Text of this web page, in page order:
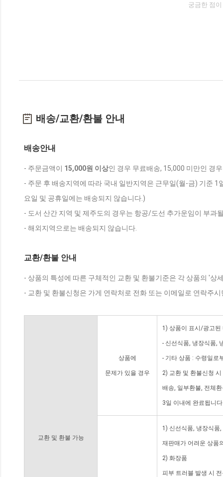
궁금한 점
배송/교환/환불 안내
배송안내
- 주문금액이 15,000원 이상인 경우 무료배송, 15,000 미만인 경
- 주문 후 배송지역에 따라 국내 일반지역은 근무일(월-금) 기준
요일 및 공휴일에는 배송되지 않습니다.)
- 도서 산간 지역 및 제주도의 경우는 항공/도선 추가운임이 부과
- 해외지역으로는 배송되지 않습니다.
교환/환불 안내
- 상품의 특성에 따른 구체적인 교환 및 환불기준은 각 상품의 '상
- 교환 및 환불신청은 가게 연락처로 전화 또는 이메일로 연락주
교환 및 환불 가능
상품에
문제가 있을 경우
1) 상품이 표시/광고된
- 신선식품, 냉장식품,
- 기타 상품 : 수령일로
2) 교환 및 환불신청
배송, 일부환불, 전체
3일 이내에 완료됩니
1) 신선식품, 냉장식품
재판매가 어려운 상품
2) 화장품
피부 트러블 발생 시